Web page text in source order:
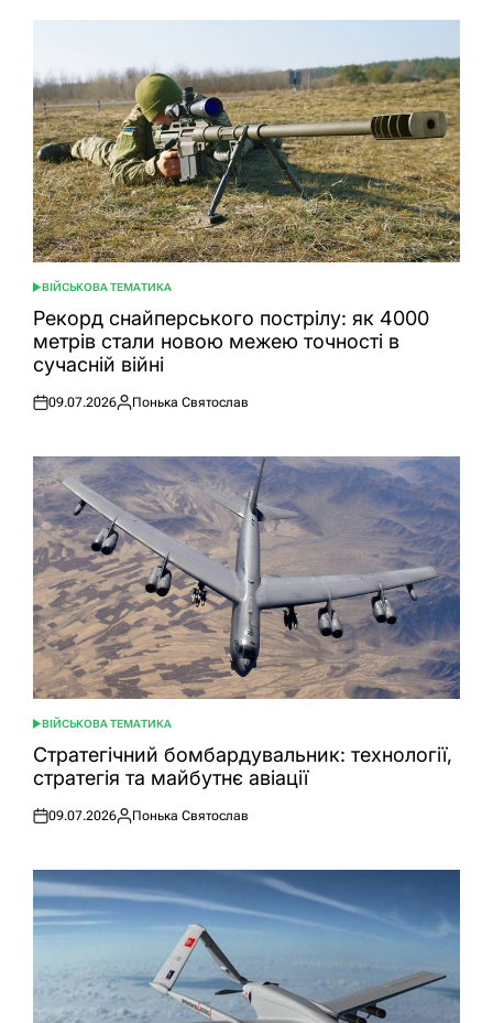
ОПУБЛІКУВАТИ
У
ВІЙСЬКОВА ТЕМАТИКА
Рекорд снайперського пострілу: як 4000
метрів стали новою межею точності в
сучасній війні
Оприлюднено
09.07.2026
Опубліковано
Понька Святослав
ОПУБЛІКУВАТИ
У
ВІЙСЬКОВА ТЕМАТИКА
Стратегічний бомбардувальник: технології,
стратегія та майбутнє авіації
Оприлюднено
09.07.2026
Опубліковано
Понька Святослав